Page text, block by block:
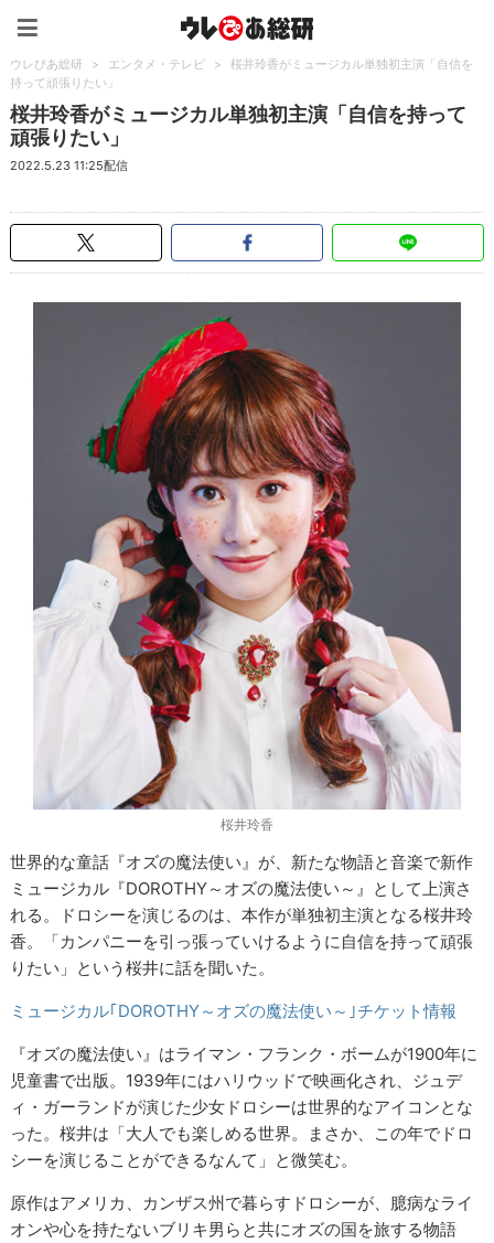
ウレぴあ総研 > エンタメ・テレビ >
桜井玲香がミュージカル単独初主演「自信を
持って頑張りたい」
桜井玲香がミュージカル単独初主演「自信を持って
頑張りたい」
2022.5.23 11:25配信
桜井玲香
世界的な童話『オズの魔法使い』が、新たな物語と音楽で新作
ミュージカル『DOROTHY～オズの魔法使い～』として上演さ
れる。ドロシーを演じるのは、本作が単独初主演となる桜井玲
香。「カンパニーを引っ張っていけるように自信を持って頑張
りたい」という桜井に話を聞いた。
ミュージカル｢DOROTHY～オズの魔法使い～｣チケット情報
『オズの魔法使い』はライマン・フランク・ボームが1900年に
児童書で出版。1939年にはハリウッドで映画化され、ジュデ
ィ・ガーランドが演じた少女ドロシーは世界的なアイコンとな
った。桜井は「大人でも楽しめる世界。まさか、この年でドロ
シーを演じることができるなんて」と微笑む。
原作はアメリカ、カンザス州で暮らすドロシーが、臆病なライ
オンや心を持たないブリキ男らと共にオズの国を旅する物語